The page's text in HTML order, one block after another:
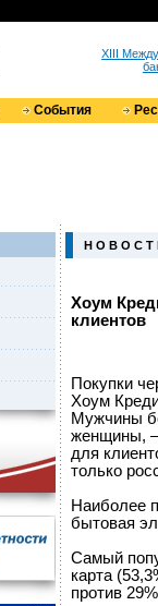
XIII
События
Н О В О С Т
Хоум
клиентов
Покупки
Хоум
Мужчины
женщины, —
для
только
Наиболее
бытовая
Самый
карта
против